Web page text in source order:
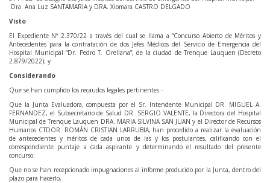
Dra. Ana Luz SANTAMARIA y DRA. Xiomara CASTRO DELGADO
Visto
El Expediente Nº 2.370/22 a través del cual se llama a “Concurso Abierto de Méritos y
Antecedentes para la contratación de dos Jefes Médicos del Servicio de Emergencia del
Hospital Municipal “Dr. Pedro T. Orellana”, de la ciudad de Trenque Lauquen (Decreto
2.879/2022); y
Considerando
Que se han cumplido los recaudos legales pertinentes.-
Que la Junta Evaluadora, compuesta por el Sr. Intendente Municipal DR. MIGUEL A.
FERNANDEZ, el Subsecretario de Salud DR. SERGIO VALENTE, la Directora del Hospital
Municipal de Trenque Lauquen DRA. MARIA SILVINA SAN JUAN y el Director de Recursos
Humanos CTDOR. ROMÁN CRISTIAN LARRUBIA; han procedido a realizar la evaluación
de antecedentes y méritos de cada unos de las y los postulantes, calificando con el
correspondiente puntaje a cada aspirante y determinando el resultado del presente
concurso;
Que no se han recepcionado impugnaciones al informe producido por la Junta, dentro del
plazo para hacerlo,